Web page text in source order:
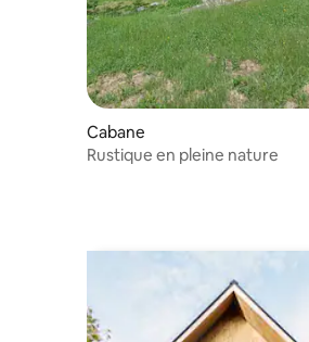
Cabane
Rustique en pleine nature